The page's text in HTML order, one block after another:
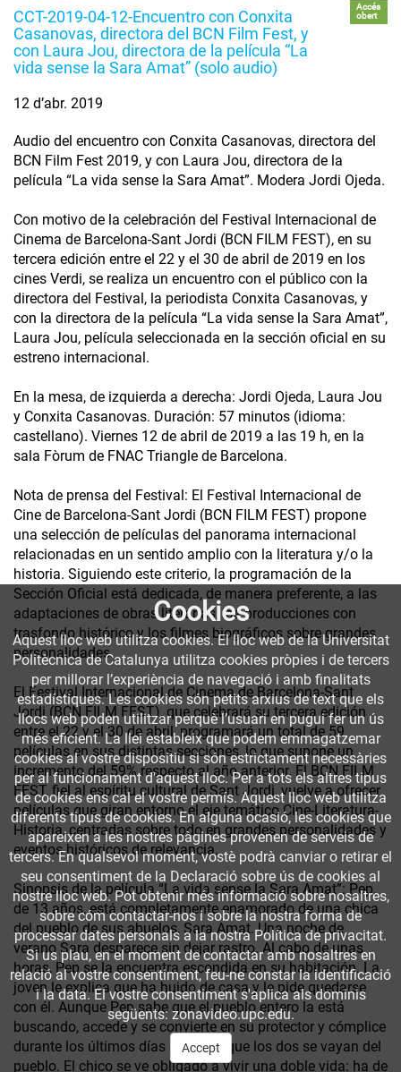
CCT-2019-04-12-Encuentro con Conxita
Casanovas, directora del BCN Film Fest, y
con Laura Jou, directora de la película “La
vida sense la Sara Amat” (solo audio)
Accés
obert
12 d’abr. 2019
Audio del encuentro con Conxita Casanovas, directora del
BCN Film Fest 2019, y con Laura Jou, directora de la
película “La vida sense la Sara Amat”. Modera Jordi Ojeda.
Con motivo de la celebración del Festival Internacional de
Cinema de Barcelona-Sant Jordi (BCN FILM FEST), en su
tercera edición entre el 22 y el 30 de abril de 2019 en los
cines Verdi, se realiza un encuentro con el público con la
directora del Festival, la periodista Conxita Casanovas, y
con la directora de la película “La vida sense la Sara Amat”,
Laura Jou, película seleccionada en la sección oficial en su
estreno internacional.
En la mesa, de izquierda a derecha: Jordi Ojeda, Laura Jou
y Conxita Casanovas. Duración: 57 minutos (idioma:
castellano). Viernes 12 de abril de 2019 a las 19 h, en la
sala Fòrum de FNAC Triangle de Barcelona.
Nota de prensa del Festival: El Festival Internacional de
Cine de Barcelona-Sant Jordi (BCN FILM FEST) propone
una selección de películas del panorama internacional
relacionadas en un sentido amplio con la literatura y/o la
historia. Siguiendo este criterio, la programación de la
Sección Oficial está dedicada, de manera preferente, a las
adaptaciones de obras literarias, las producciones con
trasfondo histórico y los filmes biográficos sobre grandes
personalidades.
El Festival Internacional de Cinema de Barcelona-Sant
Jordi (BCN FILM FEST), que celebrará su tercera edición
entre el 22 y el 30 de abril, programará un total de 59
películas en sus distintas secciones, lo que supone un
incremento del 59% respecto al año anterior. El BCN FILM
FEST, fiel al espíritu cultural de Sant Jordi, vuelve a ofrecer
películas que giran entorno el eje temático Cine-Literatura-
Historia, centradas sobre todo en grandes personalidades y
eventos históricos de relevancia.
Sinopsis de la película “La vida sense la Sara Amat”: Pep,
de 13 años, está completamente enamorado de una chica
del pueblo de sus abuelos, Sara Amat. Una noche de
verano Sara desparece sin dejar rastro. Al cabo de unas
horas, Pep se la encuentra escondida en su habitación. La
joven le explica que ha huido de casa y le pide quedarse
con él. Aunque Pep sabe que el pueblo entero la está
buscando, accede y se convierte en su protector y cómplice
durante los últimos días antes de que los dos se vayan del
pueblo. El chico se ve obligado a vivir una doble vida: ha de
Cookies
Aquest lloc web utilitza cookies. El lloc web de la Universitat
Politècnica de Catalunya utilitza cookies pròpies i de tercers
per millorar l’experiència de navegació i amb finalitats
estadístiques. Les cookies són petits arxius de text que els
llocs web poden utilitzar perquè l’usuari en pugui fer un ús
més eficient. La llei estableix que podem emmagatzemar
cookies al vostre dispositiu si són estrictament necessàries
per al funcionament d'aquest lloc. Per a tots els altres tipus
de cookies ens cal el vostre permís. Aquest lloc web utilitza
diferents tipus de cookies. En alguna ocasió, les cookies que
apareixen a les nostres pàgines provenen de serveis de
tercers. En qualsevol moment, vostè podrà canviar o retirar el
seu consentiment de la Declaració sobre ús de cookies al
nostre lloc web. Pot obtenir més informació sobre nosaltres,
sobre cóm contactar-nos i sobre la nostra forma de
processar dates personals a la nostra Política de privacitat.
Si us plau, en el moment de contactar amb nosaltres en
relació al vostre consentiment, feu-ne constar la identificació
i la data. El vostre consentiment s'aplica als dominis
següents: zonavideo.upc.edu.
Accept